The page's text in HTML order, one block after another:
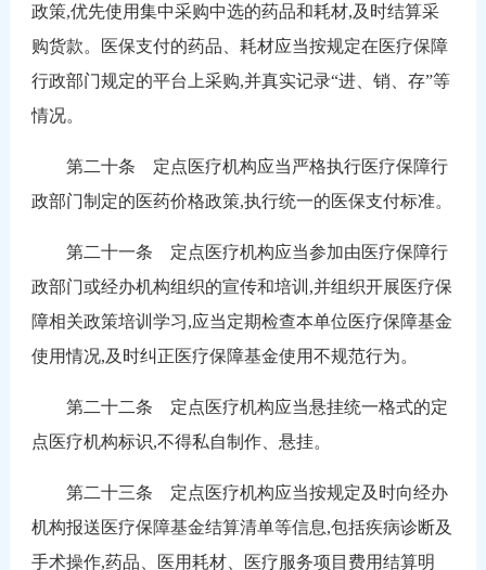
政策,优先使用集中采购中选的药品和耗材,及时结算采
购货款。医保支付的药品、耗材应当按规定在医疗保障
行政部门规定的平台上采购,并真实记录“进、销、存”等
情况。
第二十条 定点医疗机构应当严格执行医疗保障行
政部门制定的医药价格政策,执行统一的医保支付标准。
第二十一条 定点医疗机构应当参加由医疗保障行
政部门或经办机构组织的宣传和培训,并组织开展医疗保
障相关政策培训学习,应当定期检查本单位医疗保障基金
使用情况,及时纠正医疗保障基金使用不规范行为。
第二十二条 定点医疗机构应当悬挂统一格式的定
点医疗机构标识,不得私自制作、悬挂。
第二十三条 定点医疗机构应当按规定及时向经办
机构报送医疗保障基金结算清单等信息,包括疾病诊断及
手术操作,药品、医用耗材、医疗服务项目费用结算明